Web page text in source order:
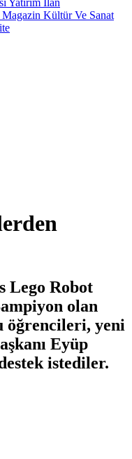
Yatırım İlan
Magazin Kültür Ve Sanat
Lego Robot
olan
öğrencileri, yeni
Eyüp
istediler.